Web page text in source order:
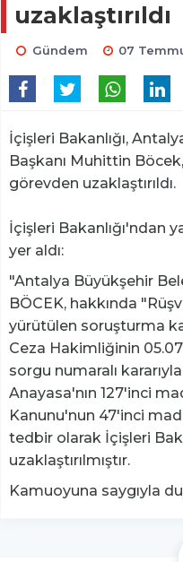
uzaklaştırıldı
Gündem 07
İçişleri Bakanlığı,
Başkanı Muhittin
görevden uzaklaştırıldı.
İçişleri Bakanlığı'ndan
yer aldı:
"Antalya Büyükşehir
BÖCEK, hakkında
yürütülen soruşturma
Ceza Hakimliğinin
sorgu numaralı
Anayasa'nın 127'inci
Kanunu'nun 47'inci
tedbir olarak İçişleri
uzaklaştırılmıştır.
Kamuoyuna saygıyla